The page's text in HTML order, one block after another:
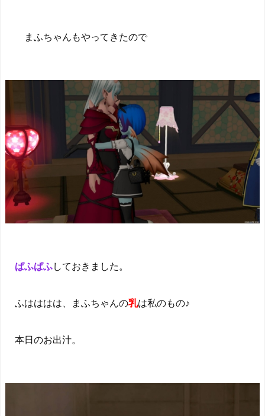
まふちゃんもやってきたので
ぱふぱふしておきました。
ふはははは、まふちゃんの乳は私のもの♪
本日のお出汁。